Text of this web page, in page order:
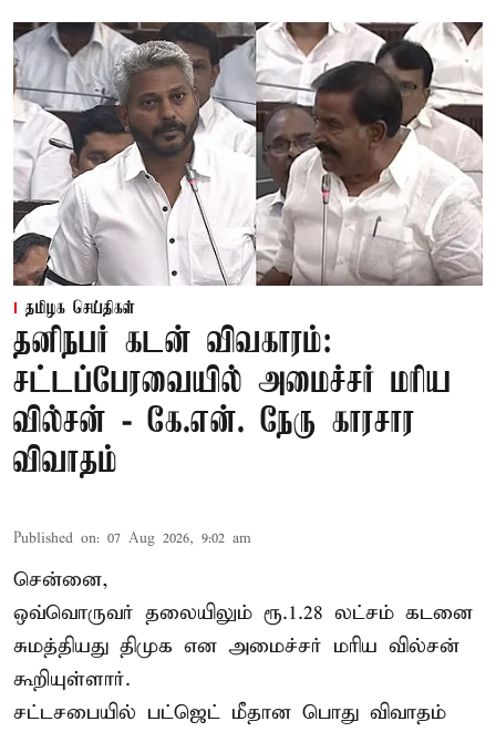
தமிழக செய்திகள்
தனிநபர் கடன் விவகாரம்:
சட்டப்பேரவையில் அமைச்சர் மரிய
வில்சன் - கே.என். நேரு காரசார
விவாதம்
Published on: 07 Aug 2026, 9:02 am
சென்னை,
ஒவ்வொருவர் தலையிலும் ரூ.1.28 லட்சம் கடனை
சுமத்தியது திமுக என அமைச்சர் மரிய வில்சன்
கூறியுள்ளார்.
சட்டசபையில் பட்ஜெட் மீதான பொது விவாதம்